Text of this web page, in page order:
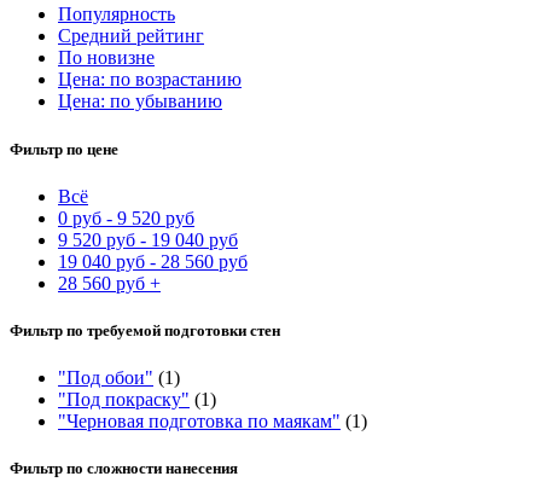
Популярность
Средний рейтинг
По новизне
Цена: по возрастанию
Цена: по убыванию
Фильтр по цене
Всё
0 руб - 9 520 руб
9 520 руб - 19 040 руб
19 040 руб - 28 560 руб
28 560 руб +
Фильтр по требуемой подготовки стен
"Под обои" (1)
"Под покраску" (1)
"Черновая подготовка по маякам" (1)
Фильтр по сложности нанесения